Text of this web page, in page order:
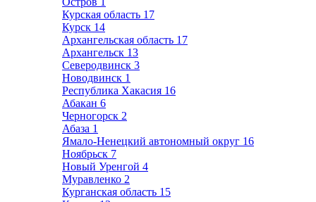
Курская область 17
Курск 14
Архангельская область 17
Архангельск 13
Северодвинск 3
Новодвинск 1
Республика Хакасия 16
Абакан 6
Черногорск 2
Абаза 1
Ямало-Ненецкий автономный округ 16
Ноябрьск 7
Новый Уренгой 4
Муравленко 2
Курганская область 15